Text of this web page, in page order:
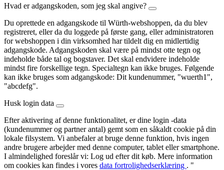
Hvad er adgangskoden, som jeg skal angive?
Du oprettede en adgangskode til Würth-webshoppen, da du blev
registreret, eller da du loggede på første gang, eller administratoren
for webshoppen i din virksomhed har tildelt dig en midlertidig
adgangskode. Adgangskoden skal være på mindst otte tegn og
indeholde både tal og bogstaver. Det skal endvidere indeholde
mindst fire forskellige tegn. Specialtegn kan ikke bruges. Følgende
kan ikke bruges som adgangskode: Dit kundenummer, "wuerth1",
"abcdefg".
Husk login data
Efter aktivering af denne funktionalitet, er dine login -data
(kundenummer og partner antal) gemt som en såkaldt cookie på din
lokale filsystem. Vi anbefaler at bruge denne funktion, hvis ingen
andre brugere arbejder med denne computer, tablet eller smartphone.
I almindelighed foreslår vi: Log ud efter dit køb. Mere information
om cookies kan findes i vores data fortrolighedserklæring . "